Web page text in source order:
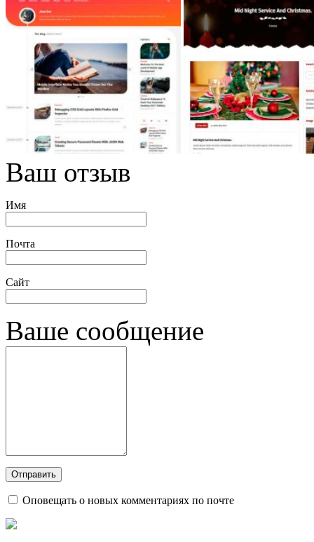
Ваш отзыв
Имя
Почта
Сайт
Ваше сообщение
Оповещать о новых комментариях по почте